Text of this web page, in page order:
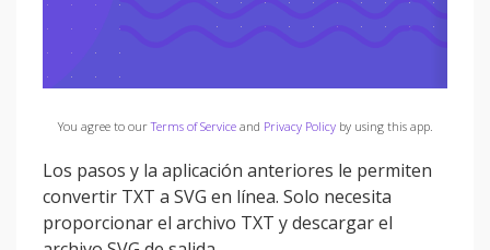
You agree to ourTerms of Serviceand Privacy Policyby using this app.
Los pasos y la aplicación anteriores le permiten
convertir TXT a SVG en línea. Solo necesita
proporcionar el archivo TXT y descargar el